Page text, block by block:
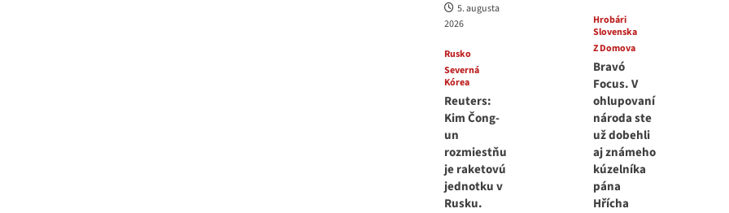
5. augusta
2026
Rusko
Severná
Kórea
Reuters:
Kim Čong-
un
rozmiestňu
je raketovú
jednotku v
Rusku.
Hrobári
Slovenska
Z Domova
Bravó
Focus. V
ohlupovaní
národa ste
už dobehli
aj známeho
kúzelníka
pána
Hřícha